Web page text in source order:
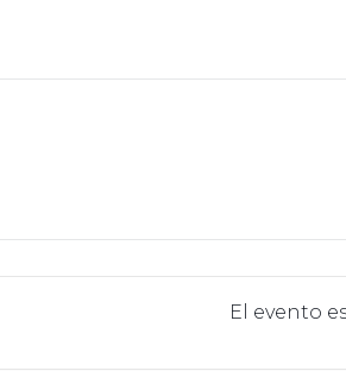
El evento